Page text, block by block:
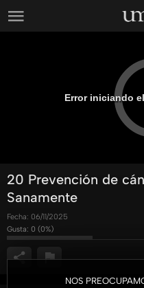
NOS
Error iniciando
20 Prevención de
Sanamente
Fecha: 06/11/2025
Gusta: 0 (0%)